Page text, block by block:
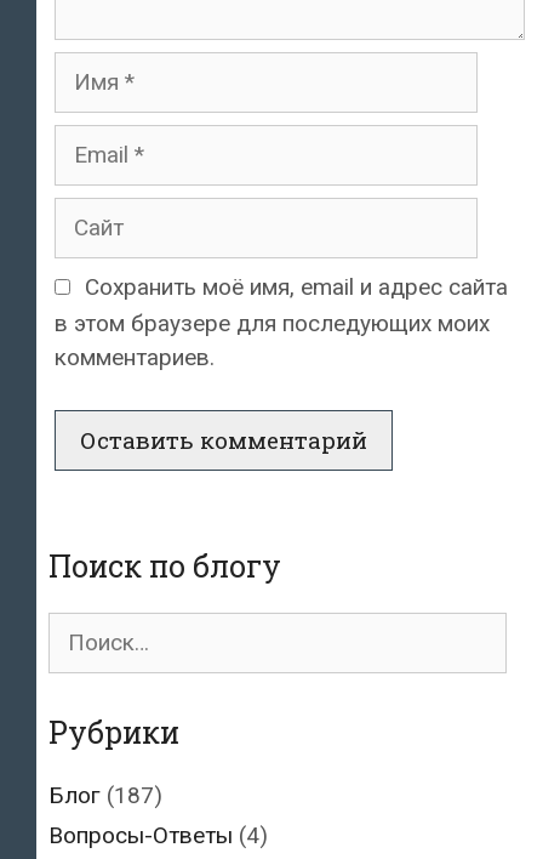
Имя
Email
Сайт
Сохранить моё имя, email и адрес сайта
в этом браузере для последующих моих
комментариев.
Поиск по блогу
Поиск
Рубрики
Блог (187)
Вопросы-Ответы (4)